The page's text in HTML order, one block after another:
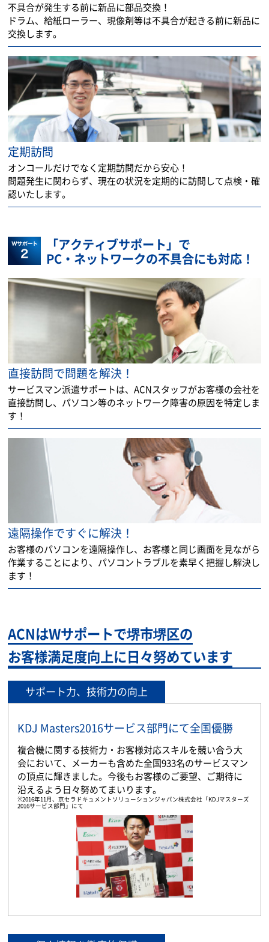
不具合が発生する前に新品に部品交換！
ドラム、給紙ローラー、現像剤等は不具合が起きる前に新品に
交換します。
定期訪問
オンコールだけでなく定期訪問だから安心！
問題発生に関わらず、現在の状況を定期的に訪問して点検・確
認いたします。
「アクティブサポート」で
PC・ネットワークの不具合にも対応！
直接訪問で問題を解決！
サービスマン派遣サポートは、ACNスタッフがお客様の会社を
直接訪問し、パソコン等のネットワーク障害の原因を特定しま
す！
遠隔操作ですぐに解決！
お客様のパソコンを遠隔操作し、お客様と同じ画面を見ながら
作業することにより、パソコントラブルを素早く把握し解決し
ます！
ACNはWサポートで堺市堺区の
お客様満足度向上に日々努めています
サポート力、技術力の向上
KDJ Masters2016サービス部門にて全国優勝
複合機に関する技術力・お客様対応スキルを競い合う大
会において、メーカーも含めた全国933名のサービスマン
の頂点に輝きました。今後もお客様のご要望、ご期待に
沿えるよう日々努めてまいります。
※2016年11月、京セラドキュメントソリューションジャパン株式会社「KDJマスターズ
2016サービス部門」にて